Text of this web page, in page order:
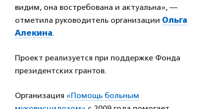
видим, она востребована и актуальна», —
отметила руководитель организации Ольга
Алекина.
Проект реализуется при поддержке Фонда
президентских грантов.
Организация «Помощь больным